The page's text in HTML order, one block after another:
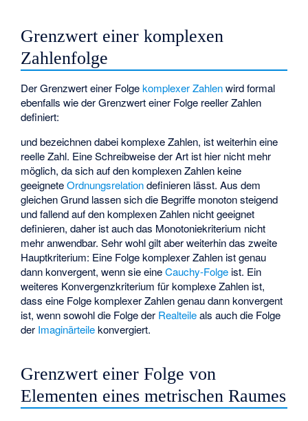
Grenzwert einer komplexen
Zahlenfolge
Der Grenzwert einer Folgekomplexer Zahlenwird formal
ebenfalls wie der Grenzwert einer Folge reeller Zahlen
definiert:
undbezeichnen dabei komplexe Zahlen, ist weiterhin eine
reelle Zahl. Eine Schreibweise der Art ist hier nicht mehr
möglich, da sich auf den komplexen Zahlen keine
geeigneteOrdnungsrelationdefinieren lässt. Aus dem
gleichen Grund lassen sich die Begriffe monoton steigend
und fallendauf den komplexen Zahlen nicht geeignet
definieren, daher ist auch das Monotoniekriterium nicht
mehr anwendbar. Sehr wohl gilt aber weiterhin das zweite
Hauptkriterium: Eine Folge komplexer Zahlen ist genau
dann konvergent, wenn sie eineCauchy-Folge ist. Ein
weiteres Konvergenzkriterium für komplexe Zahlen ist,
dass eine Folge komplexer Zahlen genau dann konvergent
ist, wenn sowohl die Folge der Realteileals auch die Folge
der Imaginärteilekonvergiert.
Grenzwert einer Folge von
Elementen eines metrischen Raumes